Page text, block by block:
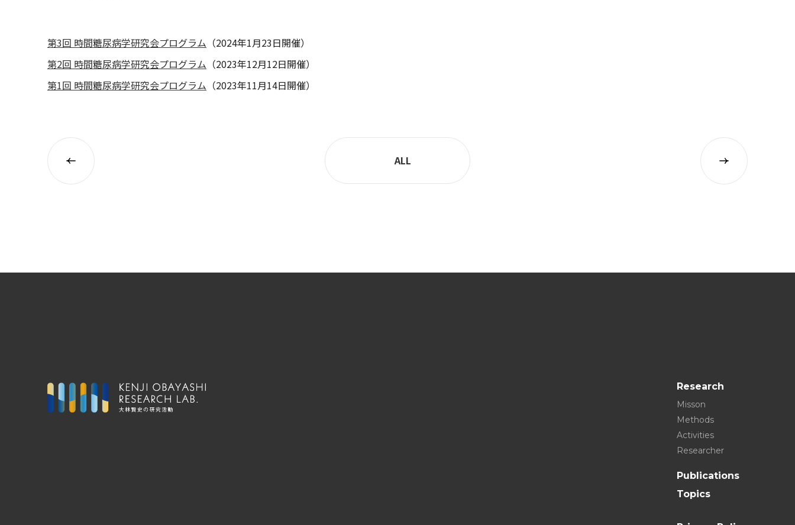
第3回 時間糖尿病学研究会プログラム （2024年1月23日開催）
第2回 時間糖尿病学研究会プログラム （2023年12月12日開催）
第1回 時間糖尿病学研究会プログラム （2023年11月14日開催）
ALL
Research
Misson
Methods
Activities
Researcher
Publications
Topics